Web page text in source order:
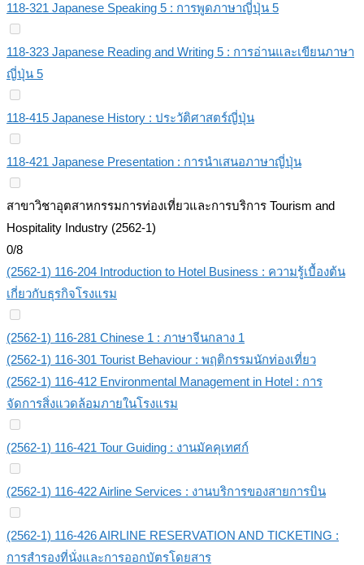
118-321 Japanese Speaking 5 : การพูดภาษาญี่ปุ่น 5
118-323 Japanese Reading and Writing 5 : การอ่านและเขียนภาษา
ญี่ปุ่น 5
118-415 Japanese History : ประวัติศาสตร์ญี่ปุ่น
118-421 Japanese Presentation : การนำเสนอภาษาญี่ปุ่น
สาขาวิชาอุตสาหกรรมการท่องเที่ยวและการบริการ Tourism and
Hospitality Industry (2562-1)
0/8
(2562-1) 116-204 Introduction to Hotel Business : ความรู้เบื้องต้น
เกี่ยวกับธุรกิจโรงแรม
(2562-1) 116-281 Chinese 1 : ภาษาจีนกลาง 1
(2562-1) 116-301 Tourist Behaviour : พฤติกรรมนักท่องเที่ยว
(2562-1) 116-412 Environmental Management in Hotel : การ
จัดการสิ่งแวดล้อมภายในโรงแรม
(2562-1) 116-421 Tour Guiding : งานมัคคุเทศก์
(2562-1) 116-422 Airline Services : งานบริการของสายการบิน
(2562-1) 116-426 AIRLINE RESERVATION AND TICKETING :
การสำรองที่นั่งและการออกบัตรโดยสาร